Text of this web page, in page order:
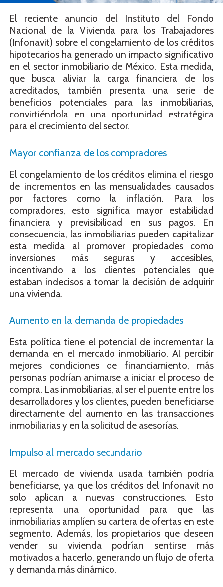
El reciente anuncio del Instituto del Fondo
Nacional de la Vivienda para los Trabajadores
(Infonavit) sobre el congelamiento de los créditos
hipotecarios ha generado un impacto significativo
en el sector inmobiliario de México. Esta medida,
que busca aliviar la carga financiera de los
acreditados, también presenta una serie de
beneficios potenciales para las inmobiliarias,
convirtiéndola en una oportunidad estratégica
para el crecimiento del sector.
Mayor confianza de los compradores
El congelamiento de los créditos elimina el riesgo
de incrementos en las mensualidades causados
por factores como la inflación. Para los
compradores, esto significa mayor estabilidad
financiera y previsibilidad en sus pagos. En
consecuencia, las inmobiliarias pueden capitalizar
esta medida al promover propiedades como
inversiones más seguras y accesibles,
incentivando a los clientes potenciales que
estaban indecisos a tomar la decisión de adquirir
una vivienda.
Aumento en la demanda de propiedades
Esta política tiene el potencial de incrementar la
demanda en el mercado inmobiliario. Al percibir
mejores condiciones de financiamiento, más
personas podrían animarse a iniciar el proceso de
compra. Las inmobiliarias, al ser el puente entre los
desarrolladores y los clientes, pueden beneficiarse
directamente del aumento en las transacciones
inmobiliarias y en la solicitud de asesorías.
Impulso al mercado secundario
El mercado de vivienda usada también podría
beneficiarse, ya que los créditos del Infonavit no
solo aplican a nuevas construcciones. Esto
representa una oportunidad para que las
inmobiliarias amplíen su cartera de ofertas en este
segmento. Además, los propietarios que deseen
vender su vivienda podrían sentirse más
motivados a hacerlo, generando un flujo de oferta
y demanda más dinámico.